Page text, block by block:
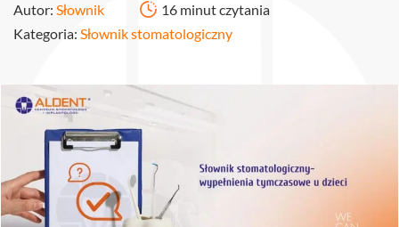
Autor: Słownik
16 minut czytania
Kategoria: Słownik stomatologiczny